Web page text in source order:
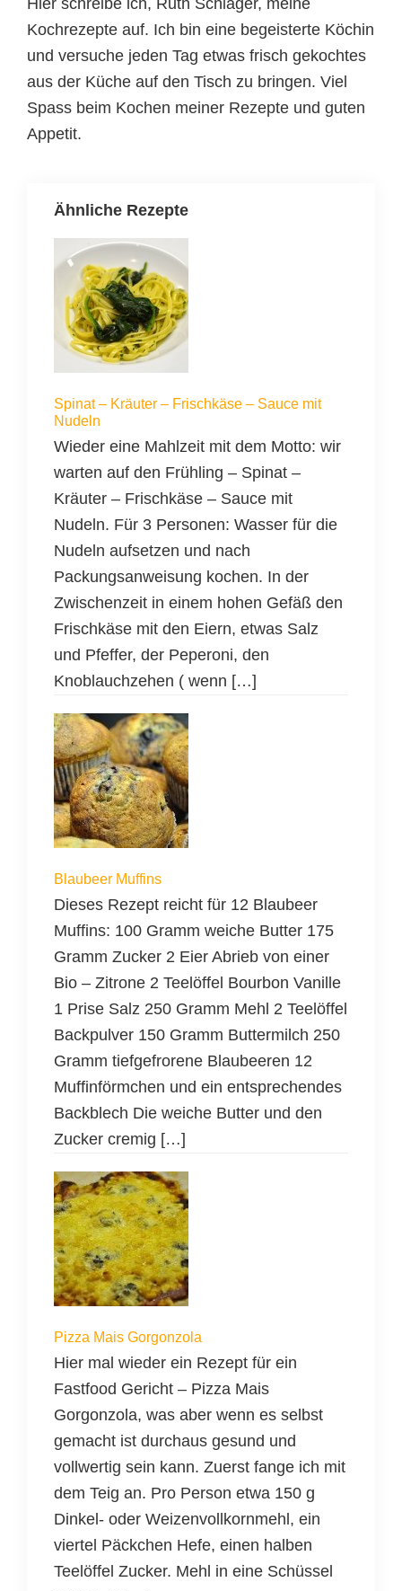
Hier schreibe ich, Ruth Schläger, meine
Kochrezepte auf. Ich bin eine begeisterte Köchin
und versuche jeden Tag etwas frisch gekochtes
aus der Küche auf den Tisch zu bringen. Viel
Spass beim Kochen meiner Rezepte und guten
Appetit.
Ähnliche Rezepte
Spinat – Kräuter – Frischkäse – Sauce mit
Nudeln
Wieder eine Mahlzeit mit dem Motto: wir
warten auf den Frühling – Spinat –
Kräuter – Frischkäse – Sauce mit
Nudeln. Für 3 Personen: Wasser für die
Nudeln aufsetzen und nach
Packungsanweisung kochen. In der
Zwischenzeit in einem hohen Gefäß den
Frischkäse mit den Eiern, etwas Salz
und Pfeffer, der Peperoni, den
Knoblauchzehen ( wenn […]
Blaubeer Muffins
Dieses Rezept reicht für 12 Blaubeer
Muffins: 100 Gramm weiche Butter 175
Gramm Zucker 2 Eier Abrieb von einer
Bio – Zitrone 2 Teelöffel Bourbon Vanille
1 Prise Salz 250 Gramm Mehl 2 Teelöffel
Backpulver 150 Gramm Buttermilch 250
Gramm tiefgefrorene Blaubeeren 12
Muffinförmchen und ein entsprechendes
Backblech Die weiche Butter und den
Zucker cremig […]
Pizza Mais Gorgonzola
Hier mal wieder ein Rezept für ein
Fastfood Gericht – Pizza Mais
Gorgonzola, was aber wenn es selbst
gemacht ist durchaus gesund und
vollwertig sein kann. Zuerst fange ich mit
dem Teig an. Pro Person etwa 150 g
Dinkel- oder Weizenvollkornmehl, ein
viertel Päckchen Hefe, einen halben
Teelöffel Zucker. Mehl in eine Schüssel